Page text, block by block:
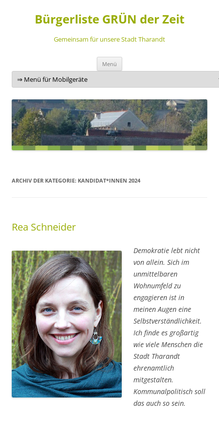
Bürgerliste GRÜN der Zeit
Gemeinsam für unsere Stadt Tharandt
Menü
springen
ARCHIV DER KATEGORIE: KANDIDAT*INNEN 2024
Rea Schneider
Demokratie lebt nicht
von allein. Sich im
unmittelbaren
Wohnumfeld zu
engagieren ist in
meinen Augen eine
Selbstverständlichkeit.
Ich finde es großartig
wie viele Menschen die
Stadt Tharandt
ehrenamtlich
mitgestalten.
Kommunalpolitisch soll
das auch so sein.